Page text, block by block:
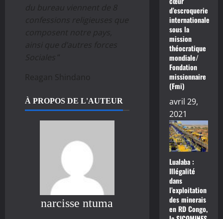
du bureau viennent de 8
confessions religieuses que
composent notre pays,
ainsi que d’autres forces
Sociales “
Reagan Shindano
À PROPOS DE L'AUTEUR
narcisse ntuma
d’escroquerie
internationale
sous la
mission
théocratique
mondiale/
Fondation
missionnaire
(Fmi)
avril 29,
2021
Lualaba :
Illégalité
dans
l’exploitation
des minerais
en RD Congo,